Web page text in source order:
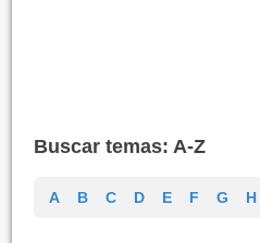
Buscar temas: A-Z
A B C D E F G H